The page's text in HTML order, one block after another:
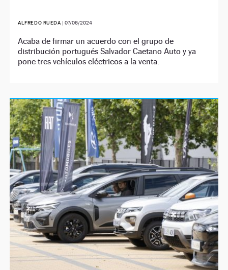
ALFREDO RUEDA |07/06/2024
Acaba de firmar un acuerdo con el grupo de
distribución portugués Salvador Caetano Auto y ya
pone tres vehículos eléctricos a la venta.